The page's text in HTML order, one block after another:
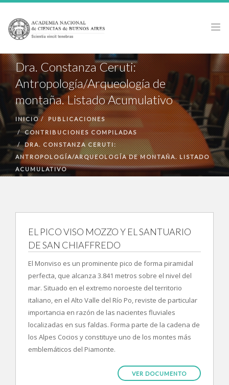
LA ACADEMIA
ACTIVIDADES
PUBLICACIONES
PREMIOS Y BECAS
NOTICIAS
ANCBA EN LOS MEDIOS
Dra. Constanza Ceruti:
Antropología/Arqueología de
montaña. Listado Acumulativo
INICIO
PUBLICACIONES
CONTRIBUCIONES COMPILADAS
DRA. CONSTANZA CERUTI:
ANTROPOLOGÍA/ARQUEOLOGÍA DE MONTAÑA. LISTADO
ACUMULATIVO
EL PICO VISO MOZZO Y EL SANTUARIO
DE SAN CHIAFFREDO
El Monviso es un prominente pico de forma piramidal
perfecta, que alcanza 3.841 metros sobre el nivel del
mar. Situado en el extremo noroeste del territorio
italiano, en el Alto Valle del Río Po, reviste de particular
importancia en razón de las nacientes fluviales
localizadas en sus faldas. Forma parte de la cadena de
los Alpes Cocios y constituye uno de los montes más
emblemáticos del Piamonte.
VER DOCUMENTO